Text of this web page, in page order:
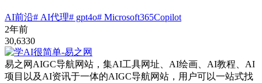
AI前沿# AI代理# gpt4o# Microsoft365Copilot
2年前
30,6330
易之网AIGC导航网站，集AI工具网址、AI绘画、AI教程、AI
项目以及AI资讯于一体的AIGC导航网站，用户可以一站式找